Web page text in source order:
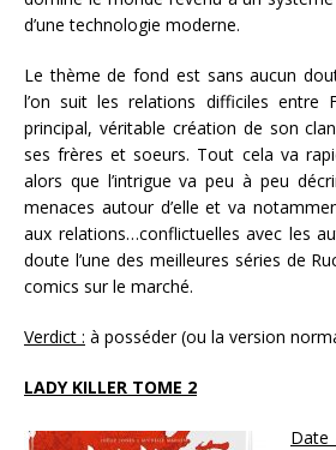
d’une technologie moderne.
Le thème de fond est sans aucun
l’on suit les relations difficiles entre
principal, véritable création de son
ses frères et soeurs. Tout cela va
alors que l’intrigue va peu à peu
menaces autour d’elle et va
aux relations…conflictuelles avec les
doute l’une des meilleures séries de
comics sur le marché.
Verdict : à posséder (ou la version
LADY KILLER TOME 2
Date